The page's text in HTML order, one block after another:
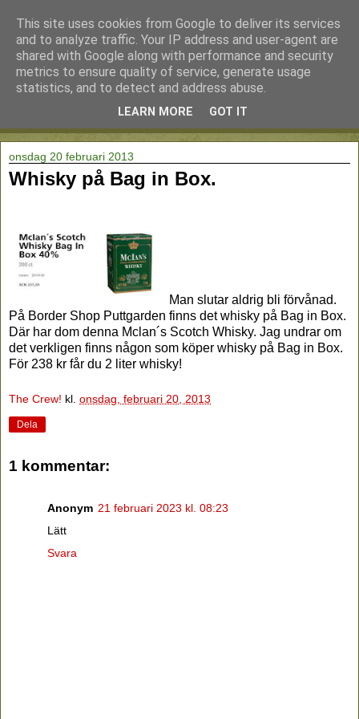
onsdag 20 februari 2013
Whisky på Bag in Box.
Man slutar aldrig bli förvånad.
På Border Shop Puttgarden finns det whisky på Bag in Box.
Där har dom denna Mclan´s Scotch Whisky. Jag undrar om
det verkligen finns någon som köper whisky på Bag in Box.
För 238 kr får du 2 liter whisky!
The Crew! kl. onsdag, februari 20, 2013
Dela
1 kommentar:
Anonym 21 februari 2023 kl. 08:23
Lätt
Svara
This site uses cookies from Google to deliver its services
and to analyze traffic. Your IP address and user-agent are
shared with Google along with performance and security
metrics to ensure quality of service, generate usage
statistics, and to detect and address abuse.
LEARN MORE GOT IT